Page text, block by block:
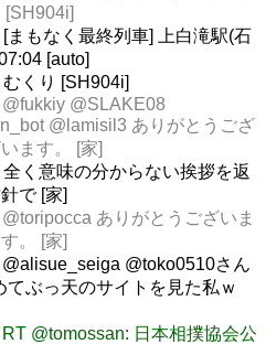
[SH904i]
[まもなく最終列車] 上白滝駅(石
[auto]
むくり [SH904i]
@fukkiy @SLAKE08
@lamisil3 ありがとうござ
ます。 [家]
全く意味の分からない挨拶を返
で [家]
@toripocca ありがとうございま
。 [家]
@alisue_seiga @toko0510さん
ぶっ天のサイトを見た私ｗ
RT @tomossan: 日本相撲協会公